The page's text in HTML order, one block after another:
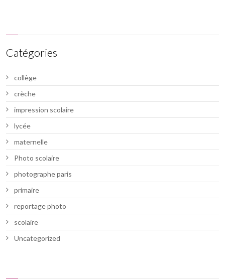
Catégories
collège
crèche
impression scolaire
lycée
maternelle
Photo scolaire
photographe paris
primaire
reportage photo
scolaire
Uncategorized